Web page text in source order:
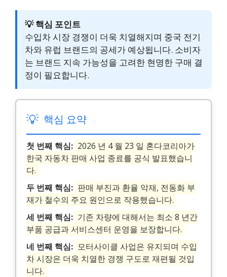
💡 핵심 포인트
수입차 시장 경쟁이 더욱 치열해지며 중국 전기
차와 유럽 브랜드의 공세가 예상됩니다. 소비자
는 브랜드 지속 가능성을 고려한 현명한 구매 결
정이 필요합니다.
💡 핵심 요약
첫 번째 핵심: 2026 년 4 월 23 일 혼다코리아가
한국 자동차 판매 사업 종료를 공식 발표했습니
다.
두 번째 핵심: 판매 부진과 환율 악재, 전동화 부
재가 철수의 주요 원인으로 작용했습니다.
세 번째 핵심: 기존 차량에 대해서는 최소 8 년간
부품 공급과 서비스센터 운영을 보장합니다.
네 번째 핵심: 모터사이클 사업은 유지되며 수입
차 시장은 더욱 치열한 경쟁 구도로 재편될 것입
니다.